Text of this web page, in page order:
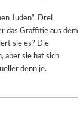
Juden“. Drei
das Graffitie aus dem
sie es? Die
aber sie hat sich
denn je.